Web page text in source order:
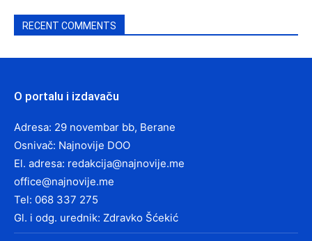
RECENT COMMENTS
O portalu i izdavaču
Adresa: 29 novembar bb, Berane
Osnivač: Najnovije DOO
El. adresa: redakcija@najnovije.me
office@najnovije.me
Tel: 068 337 275
Gl. i odg. urednik: Zdravko Šćekić